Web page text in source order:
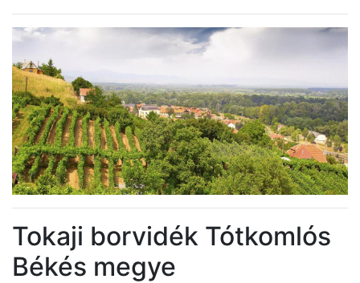
Tokaji borvidék Tótkomlós
Békés megye